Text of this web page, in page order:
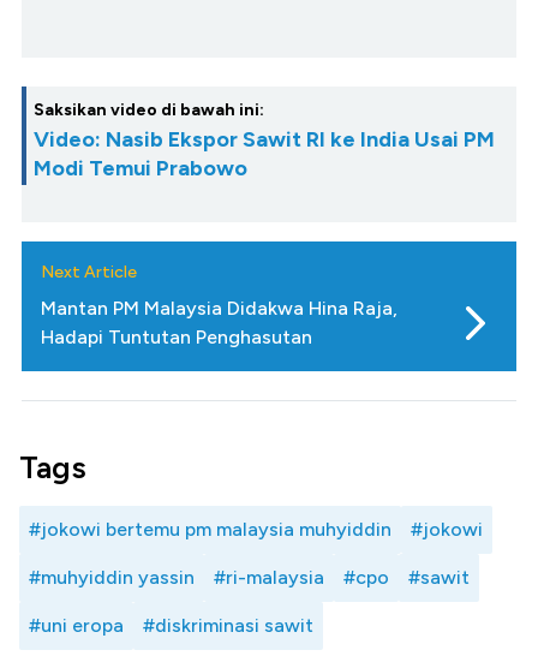
Saksikan video di bawah ini:
Video: Nasib Ekspor Sawit RI ke India Usai PM
Modi Temui Prabowo
Next Article
Mantan PM Malaysia Didakwa Hina Raja,
Hadapi Tuntutan Penghasutan
Tags
#jokowi bertemu pm malaysia muhyiddin #jokowi
#muhyiddin yassin #ri-malaysia #cpo #sawit
#uni eropa #diskriminasi sawit